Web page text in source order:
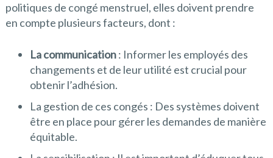
politiques de congé menstruel, elles doivent prendre
en compte plusieurs facteurs, dont :
La communication: Informer les employés des
changements et de leur utilité est crucial pour
obtenir l’adhésion.
La gestion de ces congés : Des systèmes doivent
être en place pour gérer les demandes de manière
équitable.